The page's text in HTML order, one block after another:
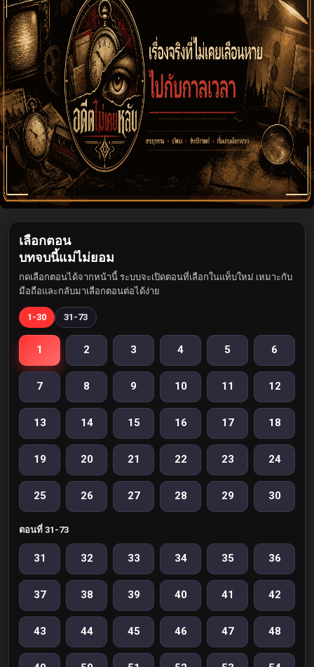
เลือกตอน
บทจบนี้แม่ไม่ยอม
กดเลือกตอนได้จากหน้านี้ ระบบจะเปิดตอนที่เลือกในแท็บใหม่ เหมาะกับ
มือถือและกลับมาเลือกตอนต่อได้ง่าย
1-30 31-73
1 2 3 4 5 6
7 8 9 10 11 12
13 14 15 16 17 18
19 20 21 22 23 24
25 26 27 28 29 30
ตอนที่ 31-73
31 32 33 34 35 36
37 38 39 40 41 42
43 44 45 46 47 48